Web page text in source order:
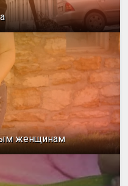
женщинам